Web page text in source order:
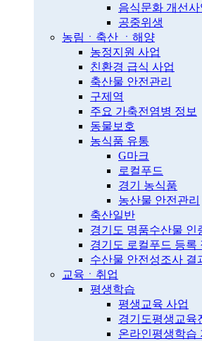
음식문화 개선사
공중위생
농림ㆍ축산 ㆍ해양
농정지원 사업
친환경 급식 사업
축산물 안전관리
구제역
주요 가축전염병 정보
동물보호
농식품 유통
G마크
로컬푸드
경기 농식품
농산물 안전관리
축산일반
경기도 명품수산물 인
경기도 로컬푸드 등록
수산물 안전성조사 결
교육ㆍ취업
평생학습
평생교육 사업
경기도평생교육
온라인평생학습